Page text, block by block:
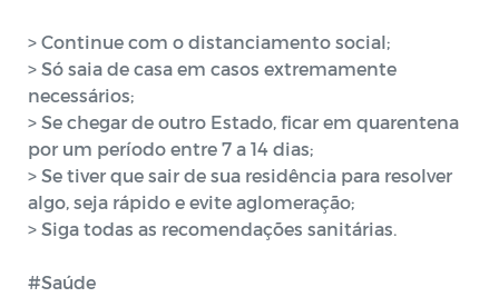
> Continue com o distanciamento social;
> Só saia de casa em casos extremamente
necessários;
> Se chegar de outro Estado, ficar em quarentena
por um período entre 7 a 14 dias;
> Se tiver que sair de sua residência para resolver
algo, seja rápido e evite aglomeração;
> Siga todas as recomendações sanitárias.
#Saúde